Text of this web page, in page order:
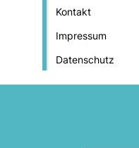
Kontakt
Impressum
Datenschutz